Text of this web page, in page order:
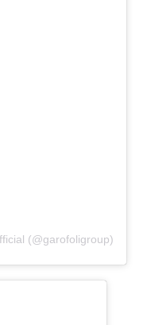
(@garofoligroup)